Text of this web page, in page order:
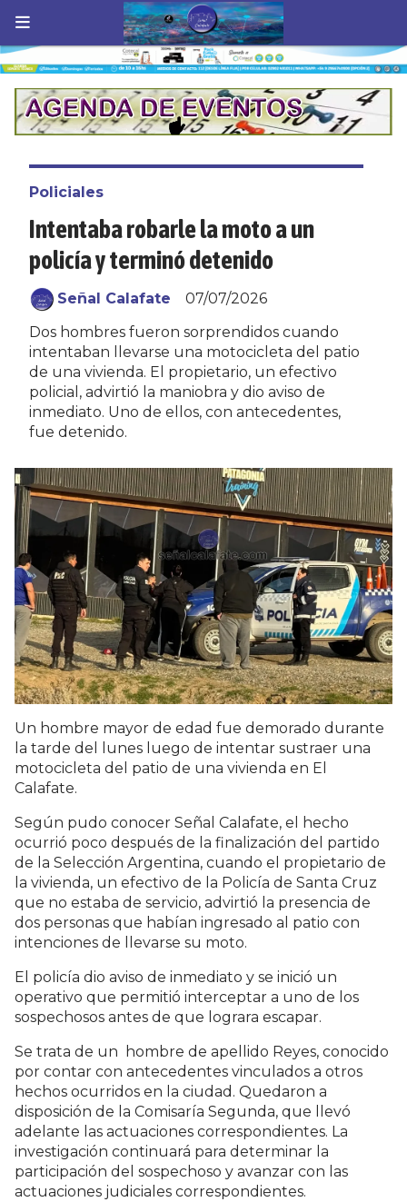
Intentaba robarle la moto a un
policía y terminó detenido
Dos hombres fueron sorprendidos cuando
intentaban llevarse una motocicleta del patio
de una vivienda. El propietario, un efectivo
policial, advirtió la maniobra y dio aviso de
inmediato. Uno de ellos, con antecedentes,
fue detenido.
Policiales
07/07/2026
Señal Calafate
Un hombre mayor de edad fue demorado durante
la tarde del lunes luego de intentar sustraer una
motocicleta del patio de una vivienda en El
Calafate.
Según pudo conocer Señal Calafate, el hecho
ocurrió poco después de la finalización del partido
de la Selección Argentina, cuando el propietario de
la vivienda, un efectivo de la Policía de Santa Cruz
que no estaba de servicio, advirtió la presencia de
dos personas que habían ingresado al patio con
intenciones de llevarse su moto.
El policía dio aviso de inmediato y se inició un
operativo que permitió interceptar a uno de los
sospechosos antes de que lograra escapar.
Se trata de un hombre de apellido Reyes, conocido
por contar con antecedentes vinculados a otros
hechos ocurridos en la ciudad. Quedaron a
disposición de la Comisaría Segunda, que llevó
adelante las actuaciones correspondientes. La
investigación continuará para determinar la
participación del sospechoso y avanzar con las
actuaciones judiciales correspondientes.